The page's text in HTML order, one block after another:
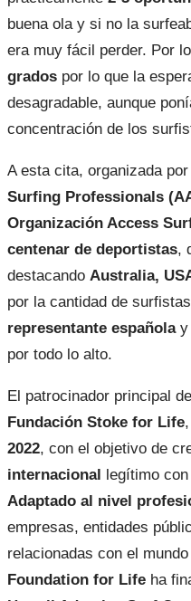
buena ola y si no la
era muy fácil perder. Por
grados por lo que la
desagradable, aunque
concentración de los
A esta cita, organizada
Surfing Professionals
Organización Access
centenar de deportistas,
destacando Australia,
por la cantidad de
representante españolay
por todo lo alto.
El patrocinador principal
Fundación Stoke for Life
2022, con el objetivo de
internacional legítimo
Adaptado al nivel
empresas, entidades
relacionadas con el
Foundation for Life ha